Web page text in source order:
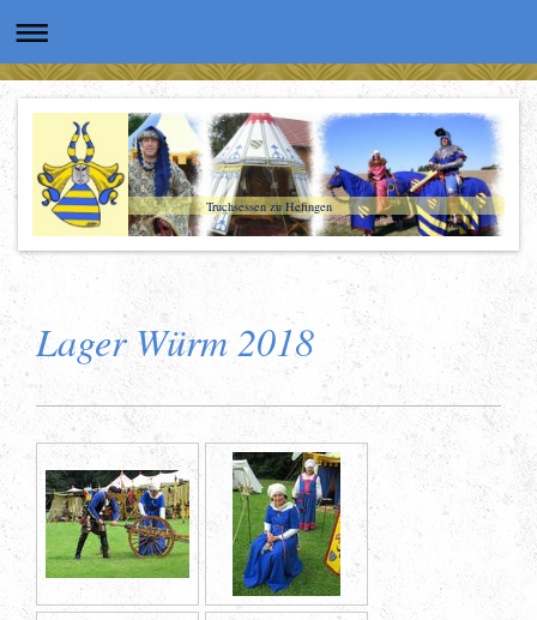
Truchsessen zu Hefingen
Lager Würm 2018